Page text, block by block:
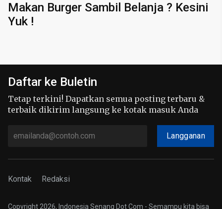
Makan Burger Sambil Belanja ? Kesini
Yuk !
Daftar ke Buletin
Tetap terkini! Dapatkan semua posting terbaru &
terbaik dikirim langsung ke kotak masuk Anda
Langganan
Kontak Redaksi
Copyright 2026, Indonesia Senang Dot Com - Semampu kita bisa